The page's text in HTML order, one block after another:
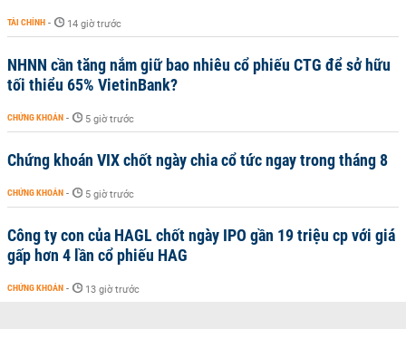
TÀI CHÍNH - 14 giờ trước
NHNN cần tăng nắm giữ bao nhiêu cổ phiếu CTG để sở hữu
tối thiểu 65% VietinBank?
CHỨNG KHOÁN - 5 giờ trước
Chứng khoán VIX chốt ngày chia cổ tức ngay trong tháng 8
CHỨNG KHOÁN - 5 giờ trước
Công ty con của HAGL chốt ngày IPO gần 19 triệu cp với giá
gấp hơn 4 lần cổ phiếu HAG
CHỨNG KHOÁN - 13 giờ trước